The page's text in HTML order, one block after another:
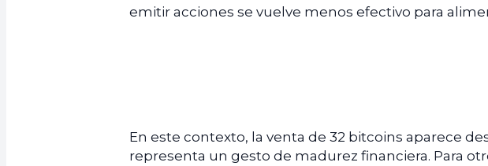
emitir acciones se vuelve menos efectivo para
En este contexto, la venta de 32 bitcoins aparece
representa un gesto de madurez financiera. Para